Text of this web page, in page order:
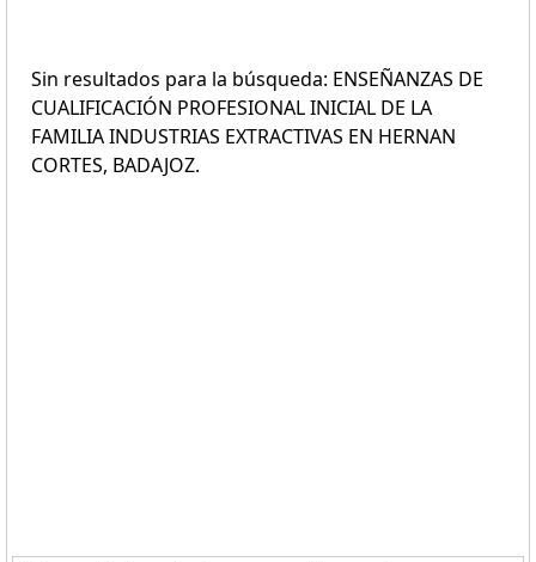
Sin resultados para la búsqueda: ENSEÑANZAS DE
CUALIFICACIÓN PROFESIONAL INICIAL DE LA
FAMILIA INDUSTRIAS EXTRACTIVAS EN HERNAN
CORTES, BADAJOZ.